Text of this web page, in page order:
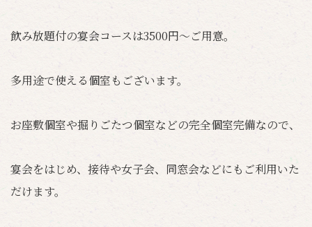
飲み放題付の宴会コースは3500円～ご用意。
多用途で使える個室もございます。
お座敷個室や掘りごたつ個室などの完全個室完備なので、
宴会をはじめ、接待や女子会、同窓会などにもご利用いた
だけます。